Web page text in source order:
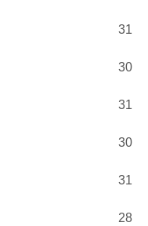
31
30
31
30
31
28